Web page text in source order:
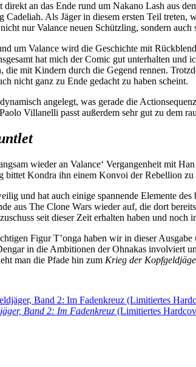
direkt an das Ende rund um Nakano Lash aus
Cadeliah. Als Jäger in diesem ersten Teil
nur Valance neuen Schützling, sondern auch
um Valance wird die Geschichte mit
hat mich der Comic gut unterhalten und
die mit Kindern durch die Gegend rennen.
nicht ganz zu Ende gedacht zu haben scheint.
angelegt, was gerade die
Villanelli passt außerdem sehr gut zu dem
wieder an Valance‘ Vergangenheit mit
bittet Kondra ihn einem Konvoi der Rebellion
und hat auch einige spannende Elemente
aus The Clone Wars wieder auf, die dort
seit dieser Zeit erhalten haben und noch
Figur T’onga haben wir in dieser
in die Ambitionen der Ohnakas involviert
man die Pfade hin zum Krieg der
Band 2: Im Fadenkreuz (Limitiertes